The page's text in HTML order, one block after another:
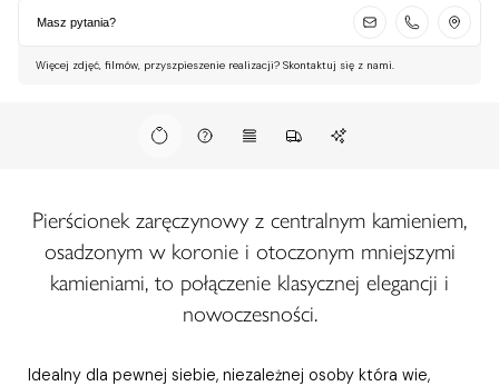
Masz pytania?
Więcej zdjęć, filmów, przyszpieszenie realizacji? Skontaktuj się z nami.
Pierścionek zaręczynowy z centralnym kamieniem,
osadzonym w koronie i otoczonym mniejszymi
kamieniami, to połączenie klasycznej elegancji i
nowoczesności.
Idealny dla pewnej siebie, niezależnej osoby która wie,